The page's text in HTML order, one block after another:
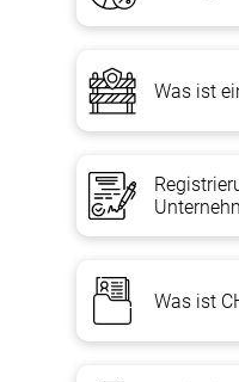
Was ist
Was ist